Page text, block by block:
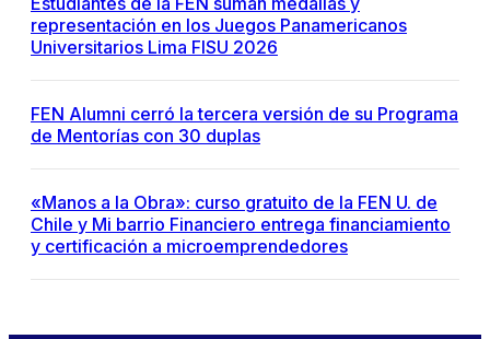
representación en los Juegos Panamericanos
Universitarios Lima FISU 2026
FEN Alumni cerró la tercera versión de su Programa
de Mentorías con 30 duplas
«Manos a la Obra»: curso gratuito de la FEN U. de
Chile y Mi barrio Financiero entrega financiamiento
y certificación a microemprendedores